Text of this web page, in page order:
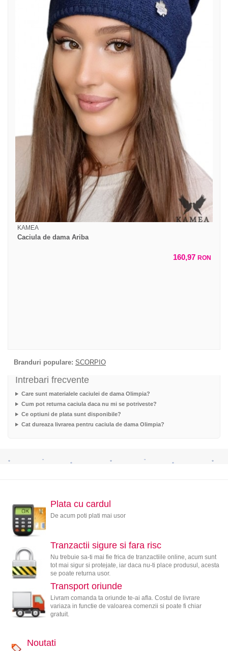
KAMEA
Caciula de dama Ariba
160,97 RON
Branduri populare: SCORPIO
Intrebari frecvente
Care sunt materialele caciulei de dama Olimpia?
Cum pot returna caciula daca nu mi se potriveste?
Ce optiuni de plata sunt disponibile?
Cat dureaza livrarea pentru caciula de dama Olimpia?
Plata cu cardul
De acum poti plati mai usor
Tranzactii sigure si fara risc
Nu trebuie sa-ti mai fie frica de tranzactiile online, acum sunt
tot mai sigur si protejate, iar daca nu-ti place produsul, acesta
se poate returna usor.
Transport oriunde
Livram comanda ta oriunde te-ai afla. Costul de livrare
variaza in functie de valoarea comenzii si poate fi chiar
gratuit.
Noutati